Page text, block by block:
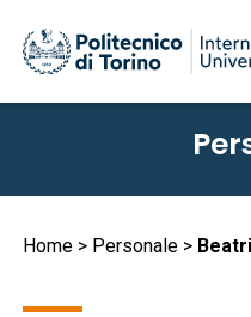
principale
Briciole
Home Personale